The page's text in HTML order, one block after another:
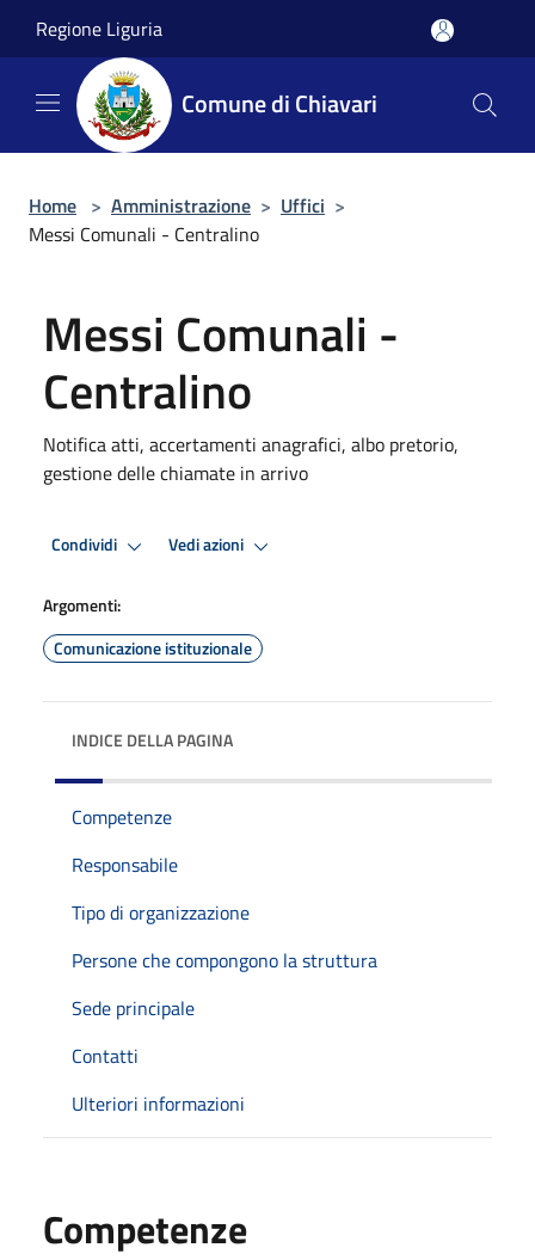
Regione Liguria
Comune di Chiavari
Home > Amministrazione > Uffici >
Messi Comunali - Centralino
Messi Comunali -
Centralino
Notifica atti, accertamenti anagrafici, albo pretorio,
gestione delle chiamate in arrivo
Condividi Vedi azioni
Argomenti:
Comunicazione istituzionale
INDICE DELLA PAGINA
Competenze
Responsabile
Tipo di organizzazione
Persone che compongono la struttura
Sede principale
Contatti
Ulteriori informazioni
Competenze